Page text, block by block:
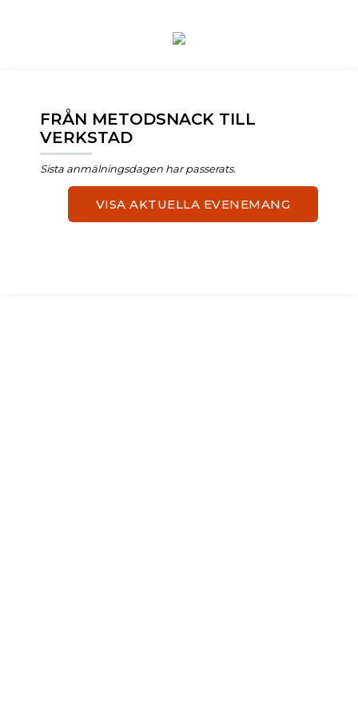
FRÅN METODSNACK TILL
VERKSTAD
Sista anmälningsdagen har passerats.
VISA AKTUELLA EVENEMANG